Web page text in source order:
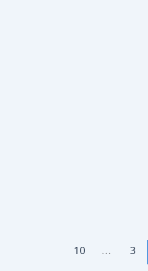
3
…
10